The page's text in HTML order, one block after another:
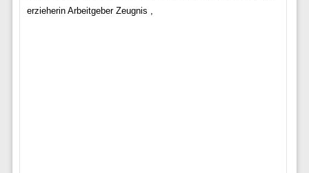
erzieherin Arbeitgeber Zeugnis ,